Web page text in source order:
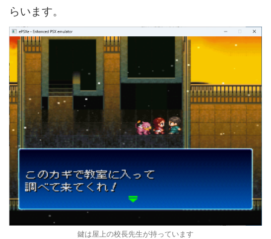
らいます。
鍵は屋上の校長先生が持っています